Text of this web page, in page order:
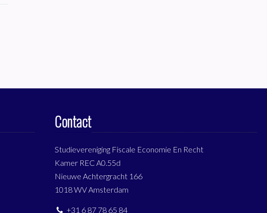
Contact
Studievereniging Fiscale Economie En Recht
Kamer REC A0.55d
Nieuwe Achtergracht 166
1018 WV Amsterdam
+31 6 87 78 65 84